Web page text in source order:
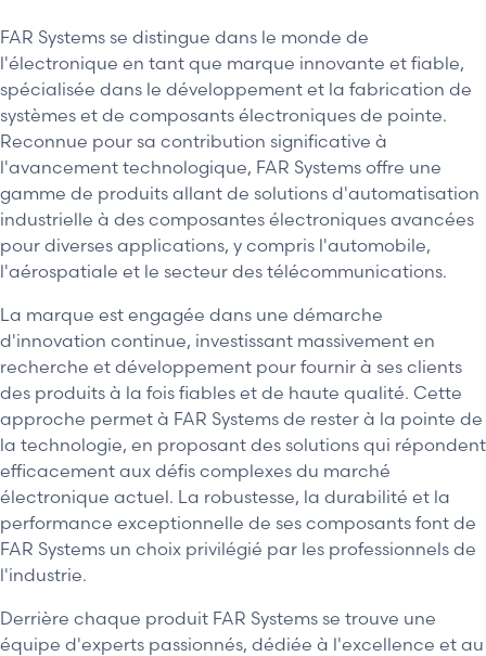
FAR Systems se distingue dans le monde de
l'électronique en tant que marque innovante et fiable,
spécialisée dans le développement et la fabrication de
systèmes et de composants électroniques de pointe.
Reconnue pour sa contribution significative à
l'avancement technologique, FAR Systems offre une
gamme de produits allant de solutions d'automatisation
industrielle à des composantes électroniques avancées
pour diverses applications, y compris l'automobile,
l'aérospatiale et le secteur des télécommunications.
La marque est engagée dans une démarche
d'innovation continue, investissant massivement en
recherche et développement pour fournir à ses clients
des produits à la fois fiables et de haute qualité. Cette
approche permet à FAR Systems de rester à la pointe de
la technologie, en proposant des solutions qui répondent
efficacement aux défis complexes du marché
électronique actuel. La robustesse, la durabilité et la
performance exceptionnelle de ses composants font de
FAR Systems un choix privilégié par les professionnels de
l'industrie.
Derrière chaque produit FAR Systems se trouve une
équipe d'experts passionnés, dédiée à l'excellence et au